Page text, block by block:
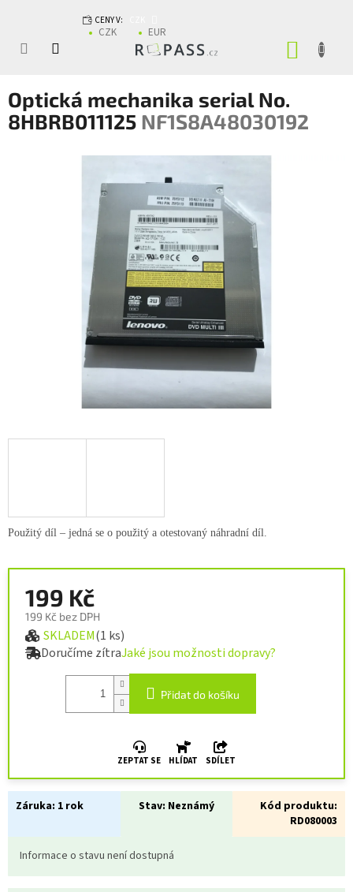
CENY V:
CZK EUR
Optická mechanika serial No.
8HBRB011125 NF1S8A48030192
199 Kč
199 Kč bez DPH
Měrná cena:
SKLADEM(1 ks)
Doručíme zítraJaké jsou možnosti dopravy?
Přidat do košíku
ZEPTAT SE HLÍDAT SDÍLET
Záruka: 1 rok Stav: Neznámý
Kód produktu:
RD080003
Informace o stavu není dostupná
Použitý díl – jedná se o použitý a otestovaný náhradní díl.